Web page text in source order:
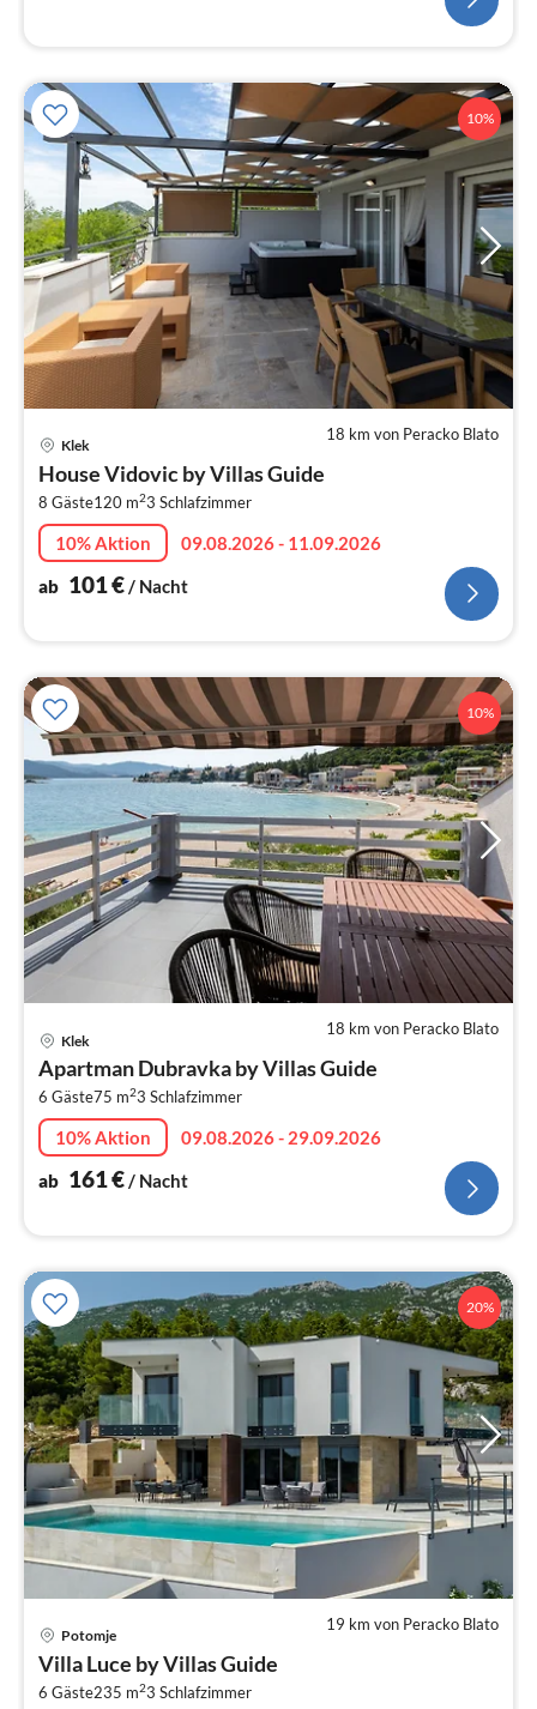
10%
18 km von Peracko Blato
Klek
House Vidovic by Villas Guide
8 Gäste120 m23 Schlafzimmer
10% Aktion
09.08.2026 - 11.09.2026
ab 101€/ Nacht
10%
18 km von Peracko Blato
Klek
Apartman Dubravka by Villas Guide
6 Gäste75 m23 Schlafzimmer
10% Aktion
09.08.2026 - 29.09.2026
ab 161€/ Nacht
20%
19 km von Peracko Blato
Potomje
Villa Luce by Villas Guide
6 Gäste235 m23 Schlafzimmer